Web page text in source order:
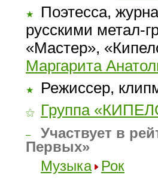
★
Поэтесса,
русскими метал-
«Мастер»,
Маргарита
★ Режиссер,
⚝ Группа
–
Участвует в
Первых»
Музыка
Рок